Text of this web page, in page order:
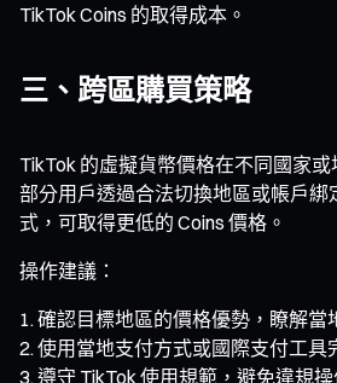
TikTok Coins 的取得成本。
三、跨區購買策略
TikTok 的虛擬貨幣價格在不同國家或
部分用戶透過合法切換地區或帳戶綁
式，可取得更低的 Coins 價格。
操作建議：
確認目標地區的價格優勢，瞭解當
使用當地支付方式或國際支付工具
遵守 TikTok 使用規範，避免違規